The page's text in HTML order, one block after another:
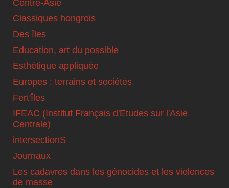
Centre-Asie
Classiques hongrois
Des îles
Education, art du possible
Esthétique appliquée
Europes : terrains et sociétés
Fert'îles
IFEAC (Institut Français d'Etudes sur l'Asie
Centrale)
intersectionS
Journaux
Les cadavres dans les génocides et les violences
de masse